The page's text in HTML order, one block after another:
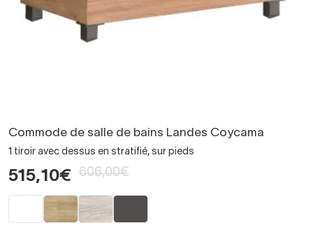
Commode de salle de bains Landes Coycama
1 tiroir avec dessus en stratifié, sur pieds
515,10€ 606,00€